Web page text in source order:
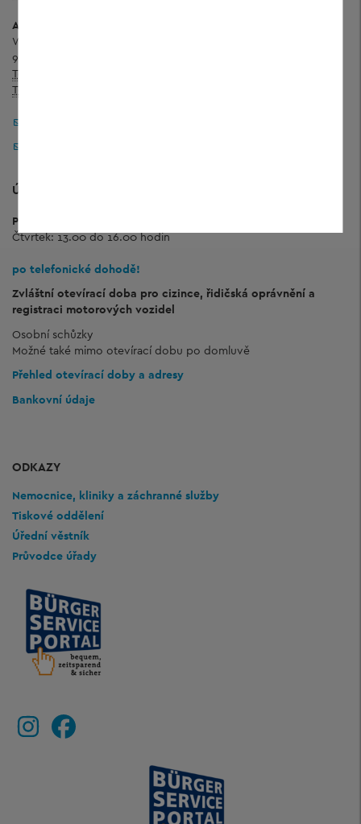
Administrativní budova
Wolfkerstraße 3
94078 Freyung
Telefon:
Telefax:
ÚŘEDNÍ HODINY PRO VEŘEJNOST
Pondělí až pátek:
Čtvrtek: 13.00 do 16.00 hodin
po telefonické dohodě!
Zvláštní otevírací doba pro cizince, řidičská oprávnění a
registraci motorových vozidel
Osobní schůzky
Možné také mimo otevírací dobu po domluvě
Přehled otevírací doby a adresy
Bankovní údaje
ODKAZY
Nemocnice, kliniky a záchranné služby
Tiskové oddělení
Úřední věstník
Průvodce úřady